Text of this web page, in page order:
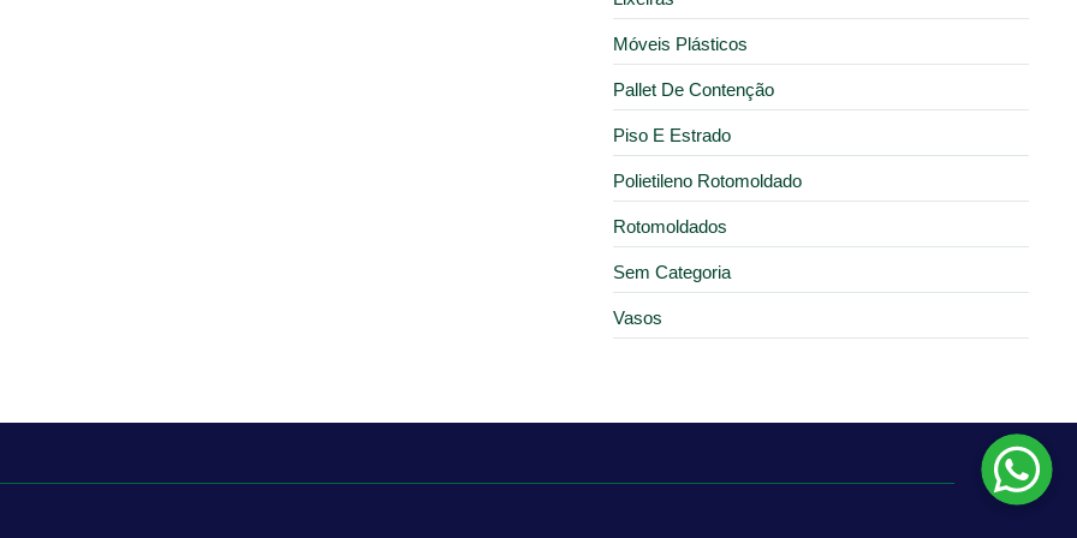
Móveis Plásticos
Pallet De Contenção
Piso E Estrado
Polietileno Rotomoldado
Rotomoldados
Sem Categoria
Vasos